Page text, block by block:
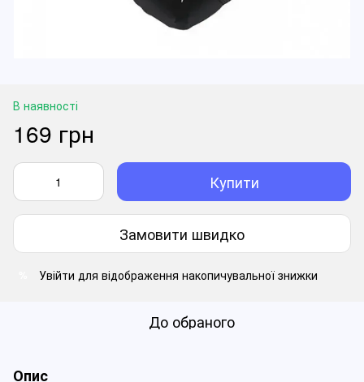
В наявності
169 грн
Купити
Замовити швидко
Увійти для відображення накопичувальної знижки
До обраного
Опис